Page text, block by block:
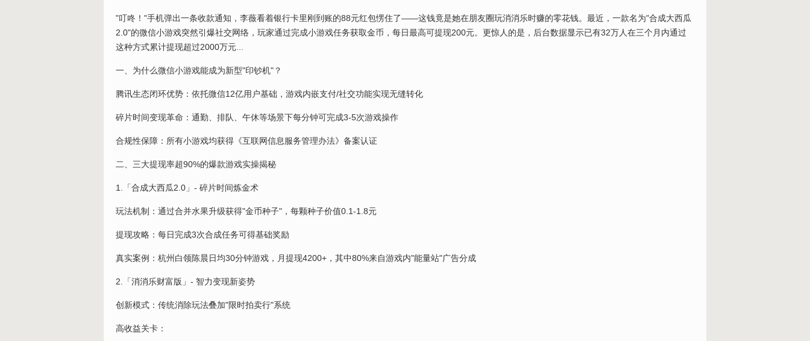
"叮咚！"手机弹出一条收款通知，李薇看着银行卡里刚到账的88元红包愣住了——这钱竟是她在朋友圈玩消消乐时赚的零花钱。最近，一款名为"合成大西瓜
2.0"的微信小游戏突然引爆社交网络，玩家通过完成小游戏任务获取金币，每日最高可提现200元。更惊人的是，后台数据显示已有32万人在三个月内通过
这种方式累计提现超过2000万元...
一、为什么微信小游戏能成为新型"印钞机"？
腾讯生态闭环优势：依托微信12亿用户基础，游戏内嵌支付/社交功能实现无缝转化
碎片时间变现革命：通勤、排队、午休等场景下每分钟可完成3-5次游戏操作
合规性保障：所有小游戏均获得《互联网信息服务管理办法》备案认证
二、三大提现率超90%的爆款游戏实操揭秘
1.「合成大西瓜2.0」- 碎片时间炼金术
玩法机制：通过合并水果升级获得"金币种子"，每颗种子价值0.1-1.8元
提现攻略：每日完成3次合成任务可得基础奖励
真实案例：杭州白领陈晨日均30分钟游戏，月提现4200+，其中80%来自游戏内"能量站"广告分成
2.「消消乐财富版」- 智力变现新姿势
创新模式：传统消除玩法叠加"限时拍卖行"系统
高收益关卡：